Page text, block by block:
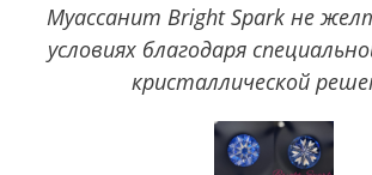
Муассанит Bright Spark не
условиях благодаря
кристаллической